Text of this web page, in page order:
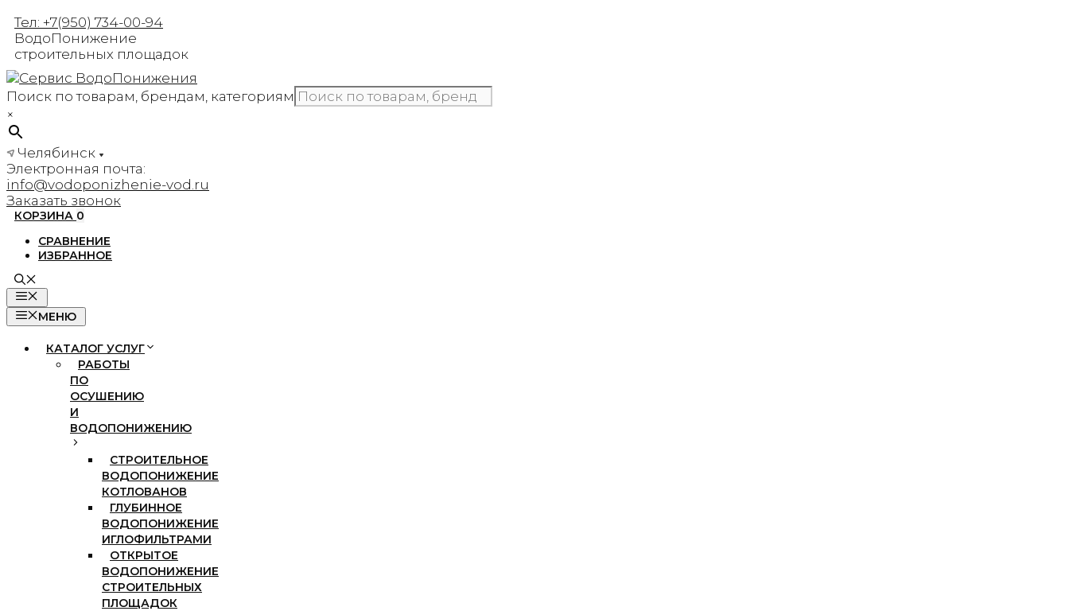
Перейти
содержимому
Тел: +7(950) 734-00-94
ВодоПонижение
строительных площадок
Поиск по товарам, брендам, категориям
×
Челябинск
Электронная почта:
info@vodoponizhenie-vod.ru
Заказать звонок
КОРЗИНА 0
СРАВНЕНИЕ
ИЗБРАННОЕ
МЕНЮ
КАТАЛОГ УСЛУГ
РАБОТЫ
ПО
ОСУШЕНИЮ
И
ВОДОПОНИЖЕНИЮ
СТРОИТЕЛЬНОЕ
ВОДОПОНИЖЕНИЕ
КОТЛОВАНОВ
ГЛУБИННОЕ
ВОДОПОНИЖЕНИЕ
ИГЛОФИЛЬТРАМИ
ОТКРЫТОЕ
ВОДОПОНИЖЕНИЕ
СТРОИТЕЛЬНЫХ
ПЛОЩАДОК